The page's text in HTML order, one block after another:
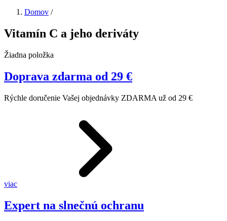
Domov /
Vitamín C a jeho deriváty
Žiadna položka
Doprava zdarma od 29 €
Rýchle doručenie Vašej objednávky ZDARMA už od 29 €
viac
Expert na slnečnú ochranu